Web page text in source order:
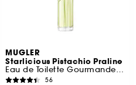
MUGLER
Starlicious Pistachio Praline
Eau de Toilette Gourmande Boisée Fruitée
56